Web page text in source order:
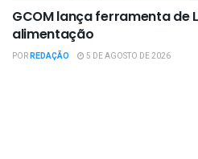
GCOM lança ferramenta de
alimentação
PORREDAÇÃO 5 DE AGOSTO DE 2026